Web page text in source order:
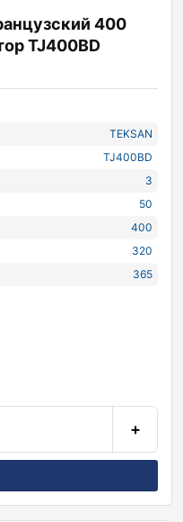
400
TJ400BD
TEKSAN
TJ400BD
3
50
400
320
365
+